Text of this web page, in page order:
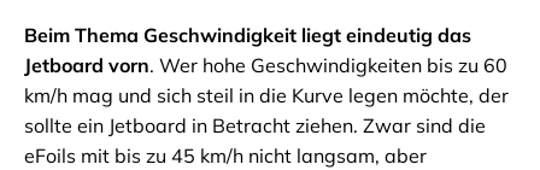
Beim Thema Geschwindigkeit liegt eindeutig das
Jetboard vorn. Wer hohe Geschwindigkeiten bis zu 60
km/h mag und sich steil in die Kurve legen möchte, der
sollte ein Jetboard in Betracht ziehen. Zwar sind die
eFoils mit bis zu 45 km/h nicht langsam, aber